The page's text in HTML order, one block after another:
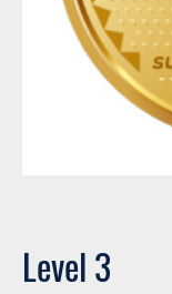
Level 3